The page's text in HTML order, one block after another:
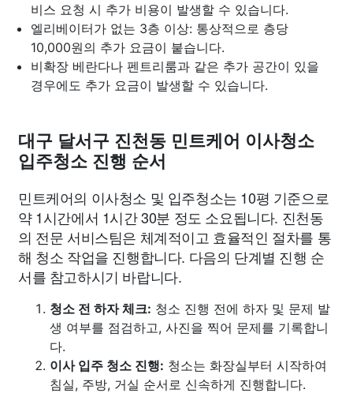
비스 요청 시 추가 비용이 발생할 수 있습니다.
엘리베이터가 없는 3층 이상: 통상적으로 층당
10,000원의 추가 요금이 붙습니다.
비확장 베란다나 펜트리룸과 같은 추가 공간이 있을
경우에도 추가 요금이 발생할 수 있습니다.
대구 달서구 진천동 민트케어 이사청소
입주청소 진행 순서
민트케어의 이사청소 및 입주청소는 10평 기준으로
약 1시간에서 1시간 30분 정도 소요됩니다. 진천동
의 전문 서비스팀은 체계적이고 효율적인 절차를 통
해 청소 작업을 진행합니다. 다음의 단계별 진행 순
서를 참고하시기 바랍니다.
청소 전 하자 체크: 청소 진행 전에 하자 및 문제 발
생 여부를 점검하고, 사진을 찍어 문제를 기록합니
다.
이사 입주 청소 진행: 청소는 화장실부터 시작하여
침실, 주방, 거실 순서로 신속하게 진행합니다.